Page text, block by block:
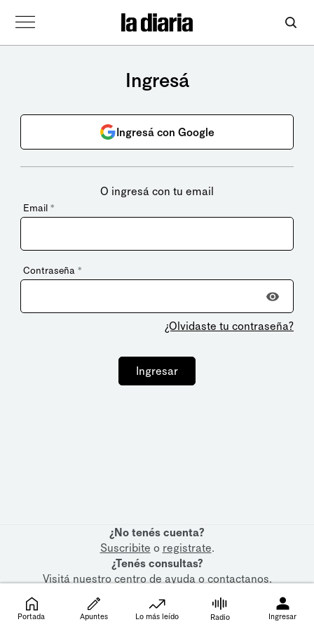
Ingresá
Ingresá con Google
O ingresá con tu email
Email *
Contraseña *
¿Olvidaste tu contraseña?
Ingresar
¿No tenés cuenta?
Suscribite o registrate.
¿Tenés consultas?
Visitá nuestrocentro de ayudaocontactanos.
Portada Apuntes Lo más leído Radio Ingresar